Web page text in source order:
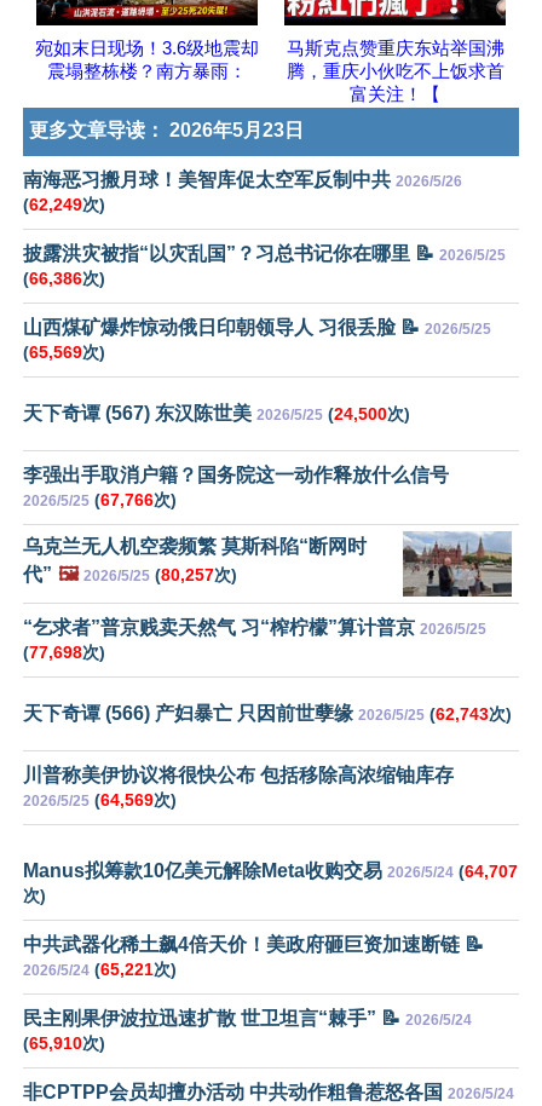
宛如末日现场！3.6级地震却
震塌整栋楼？南方暴雨：
马斯克点赞重庆东站举国沸
腾，重庆小伙吃不上饭求首
富关注！【
更多文章导读： 2026年5月23日
南海恶习搬月球！美智库促太空军反制中共 2026/5/26
(62,249次)
披露洪灾被指“以灾乱国”？习总书记你在哪里 📝 2026/5/25
(66,386次)
山西煤矿爆炸惊动俄日印朝领导人 习很丢脸 📝 2026/5/25
(65,569次)
天下奇谭 (567) 东汉陈世美 2026/5/25 (24,500次)
李强出手取消户籍？国务院这一动作释放什么信号
2026/5/25 (67,766次)
乌克兰无人机空袭频繁 莫斯科陷“断网时
代” 🖼️ 2026/5/25 (80,257次)
“乞求者”普京贱卖天然气 习“榨柠檬”算计普京 2026/5/25
(77,698次)
天下奇谭 (566) 产妇暴亡 只因前世孽缘 2026/5/25 (62,743次)
川普称美伊协议将很快公布 包括移除高浓缩铀库存
2026/5/25 (64,569次)
Manus拟筹款10亿美元解除Meta收购交易 2026/5/24 (64,707
次)
中共武器化稀土飙4倍天价！美政府砸巨资加速断链 📝
2026/5/24 (65,221次)
民主刚果伊波拉迅速扩散 世卫坦言“棘手” 📝 2026/5/24
(65,910次)
非CPTPP会员却擅办活动 中共动作粗鲁惹怒各国 2026/5/24